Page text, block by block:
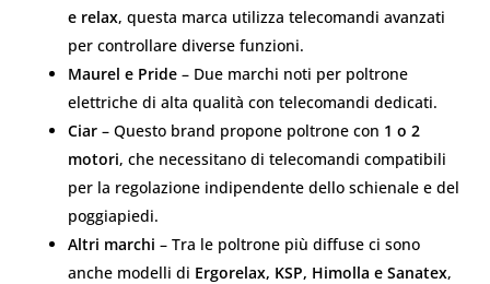
e relax, questa marca utilizza telecomandi avanzati
per controllare diverse funzioni.
Maurel e Pride – Due marchi noti per poltrone
elettriche di alta qualità con telecomandi dedicati.
Ciar – Questo brand propone poltrone con 1 o 2
motori, che necessitano di telecomandi compatibili
per la regolazione indipendente dello schienale e del
poggiapiedi.
Altri marchi – Tra le poltrone più diffuse ci sono
anche modelli di Ergorelax, KSP, Himolla e Sanatex,